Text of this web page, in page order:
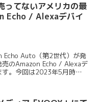
ってないアメリカの最
Echo / Alexaデバイ
Echo Auto（第2世代）が発
売のAmazon Echo / Alexaデ
。今回は2023年5月時点